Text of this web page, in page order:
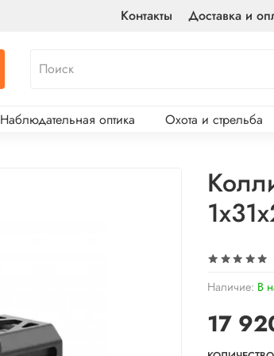
Контакты Доставка и
Наблюдательная оптика Охота и стрельба
Наличие: В
17